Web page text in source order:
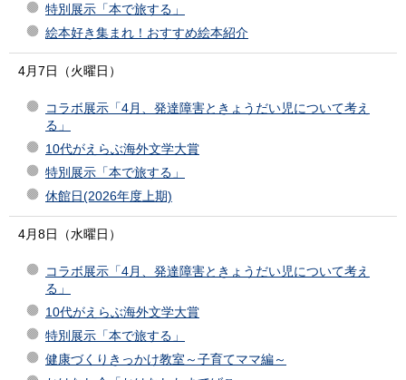
特別展示「本で旅する」
絵本好き集まれ！おすすめ絵本紹介
4月7日（火曜日）
コラボ展示「4月、発達障害ときょうだい児について考え
る」
10代がえらぶ海外文学大賞
特別展示「本で旅する」
休館日(2026年度上期)
4月8日（水曜日）
コラボ展示「4月、発達障害ときょうだい児について考え
る」
10代がえらぶ海外文学大賞
特別展示「本で旅する」
健康づくりきっかけ教室～子育てママ編～